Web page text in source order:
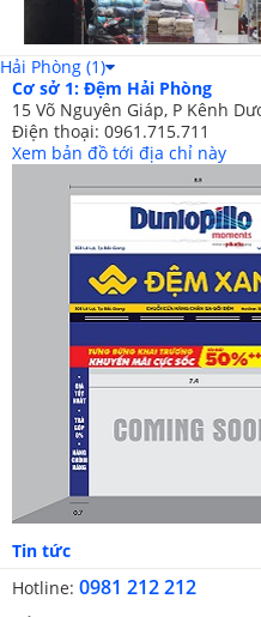
Hải Phòng (1)
Cơ sở 1: Đệm Hải Phòng
15 Võ Nguyên Giáp, P Kênh
Điện thoại: 0961.715.711
Xem bản đồ tới địa chỉ này
Tin tức
Hotline: 0981 212 212